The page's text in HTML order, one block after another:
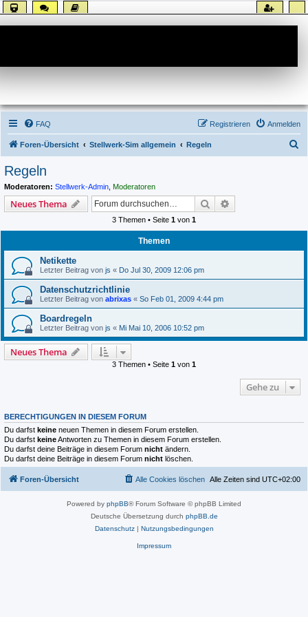
FAQ Anmelden
Registrieren
Foren-Übersicht Stellwerk-Sim allgemein Regeln
Regeln
Moderatoren: Stellwerk-Admin Moderatoren
Neues Thema Suche
3 Themen • Seite 1 von 1
Themen
Netikette
Letzter Beitrag von js « Do Jul 30, 2009 12:06 pm
Datenschutzrichtlinie
Letzter Beitrag von abrixas « So Feb 01, 2009 4:44 pm
Boardregeln
Letzter Beitrag von js « Mi Mai 10, 2006 10:52 pm
Neues Thema
3 Themen • Seite 1 von 1
Gehe zu
BERECHTIGUNGEN IN DIESEM FORUM
Du darfst keine neuen Themen in diesem Forum erstellen.
Du darfst keineAntworten zu Themen in diesem Forum erstellen.
Du darfst deine Beiträge in diesem Forum nicht ändern.
Du darfst deine Beiträge in diesem Forum nicht löschen.
Foren-Übersicht Alle Zeiten sind UTC+02:00
Alle Cookies löschen
Powered by phpBB® Forum Software © phpBB Limited
Deutsche Übersetzung durch phpBB.de
Datenschutz| Nutzungsbedingungen
Impressum